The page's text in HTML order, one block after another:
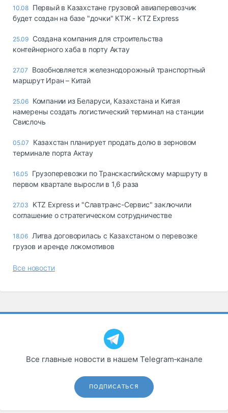
Таможня и ВЭД
Склады и
терминалы
Коммерческий
Спецтехника
Автосервис,
запчасти, шины
10.08 Первый в Казахстане грузовой авиаперевозчик
будет создан на базе "дочки" КТЖ - KTZ Express
25.09 Создана компания для строительства
контейнерного хаба в порту Актау
27.07
Возобновляется железнодорожный транспортный
маршрут Иран – Китай
25.06 Компании из Беларуси, Казахстана и Китая
намерены создать логистический терминал на станции
Свислочь
05.07
Казахстан планирует продать долю в зерновом
терминале порта Актау
16.05 Грузоперевозки по Транскаспийскому маршруту в
первом квартале выросли в 1,6 раза
27.03
KTZ Express и "Славтранс-Сервис" заключили
соглашение о стратегическом сотрудничестве
18.06 Литва договорилась с Казахстаном о перевозке
грузов и аренде локомотивов
Все новости
Все главные новости в нашем Telegram‑канале
ПОДПИСАТЬСЯ